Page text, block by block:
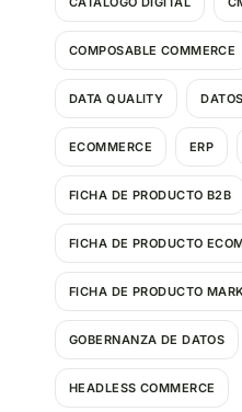
COMPOSABLE COMMERCE
DATA QUALITY
ECOMMERCE ERP
FICHA DE PRODUCTO B2B
FICHA DE PRODUCTO
FICHA DE PRODUCTO
GOBERNANZA DE DATOS
HEADLESS COMMERCE